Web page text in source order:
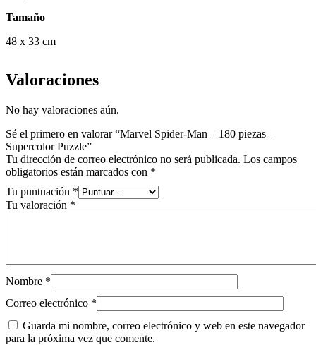
Tamaño
48 x 33 cm
Valoraciones
No hay valoraciones aún.
Sé el primero en valorar “Marvel Spider-Man – 180 piezas –
Supercolor Puzzle”
Tu dirección de correo electrónico no será publicada. Los campos
obligatorios están marcados con *
Tu puntuación *
Tu valoración *
Nombre *
Correo electrónico *
Guarda mi nombre, correo electrónico y web en este navegador
para la próxima vez que comente.